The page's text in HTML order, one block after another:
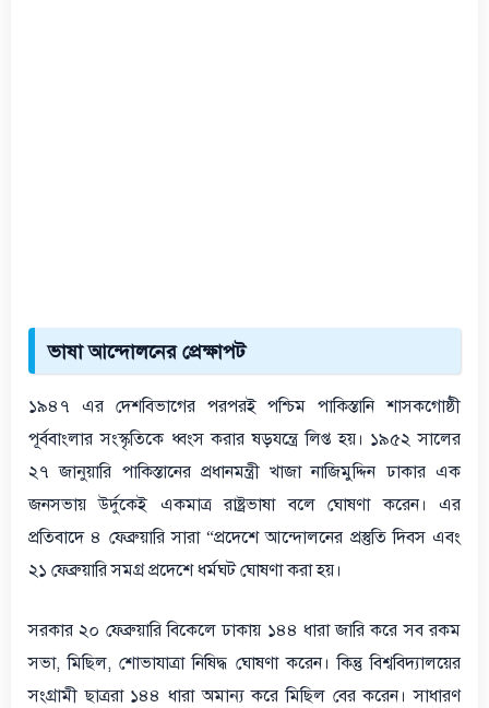
ভাষা আন্দোলনের প্রেক্ষাপট
১৯৪৭ এর দেশবিভাগের পরপরই পশ্চিম পাকিস্তানি শাসকগোষ্ঠী
পূর্ববাংলার সংস্কৃতিকে ধ্বংস করার ষড়যন্ত্রে লিপ্ত হয়। ১৯৫২ সালের
২৭ জানুয়ারি পাকিস্তানের প্রধানমন্ত্রী খাজা নাজিমুদ্দিন ঢাকার এক
জনসভায় উর্দুকেই একমাত্র রাষ্ট্রভাষা বলে ঘোষণা করেন। এর
প্রতিবাদে ৪ ফেব্রুয়ারি সারা “প্রদেশে আন্দোলনের প্রস্তুতি দিবস এবং
২১ ফেব্রুয়ারি সমগ্র প্রদেশে ধর্মঘট ঘোষণা করা হয়।
সরকার ২০ ফেব্রুয়ারি বিকেলে ঢাকায় ১৪৪ ধারা জারি করে সব রকম
সভা, মিছিল, শোভাযাত্রা নিষিদ্ধ ঘোষণা করেন। কিন্তু বিশ্ববিদ্যালয়ের
সংগ্রামী ছাত্ররা ১৪৪ ধারা অমান্য করে মিছিল বের করেন। সাধারণ